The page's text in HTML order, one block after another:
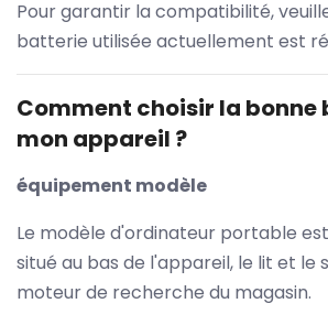
Pour garantir la compatibilité,
batterie utilisée actuellement est
Comment choisir la
mon appareil ?
équipement modèle
Le modèle d'ordinateur portable
situé au bas de l'appareil, le lit et le
moteur de recherche du magasin.